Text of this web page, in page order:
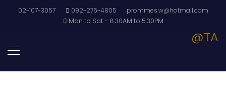
02-107-3057 092-276-4805
prommes.w@hotmail.com
Mon to Sat - 8.30AM to 5.30PM
@TA